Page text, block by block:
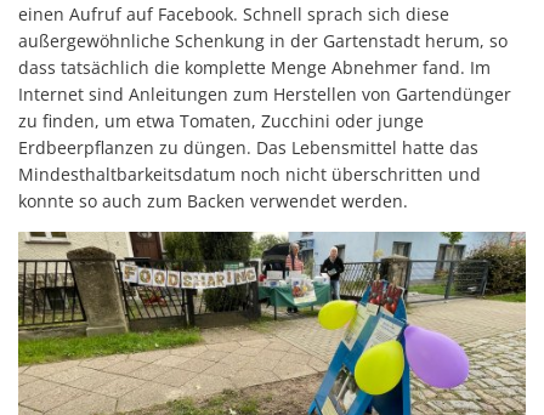
einen Aufruf auf Facebook. Schnell sprach sich diese
außergewöhnliche Schenkung in der Gartenstadt herum, so
dass tatsächlich die komplette Menge Abnehmer fand. Im
Internet sind Anleitungen zum Herstellen von Gartendünger
zu finden, um etwa Tomaten, Zucchini oder junge
Erdbeerpflanzen zu düngen. Das Lebensmittel hatte das
Mindesthaltbarkeitsdatum noch nicht überschritten und
konnte so auch zum Backen verwendet werden.